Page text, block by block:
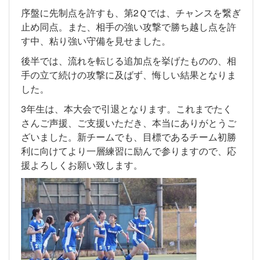
序盤に先制点を許すも、第2Ｑでは、チャンスを繋ぎ
止め同点。また、相手の強い攻撃で勝ち越し点を許
す中、粘り強い守備を見せました。
後半では、流れを転じる追加点を挙げたものの、相
手の立て続けの攻撃に及ばず、悔しい結果となりま
した。
3年生は、本大会で引退となります。これまでたく
さんご声援、ご支援いただき、本当にありがとうご
ざいました。新チームでも、目標であるチーム初勝
利に向けてより一層練習に励んで参りますので、応
援よろしくお願い致します。